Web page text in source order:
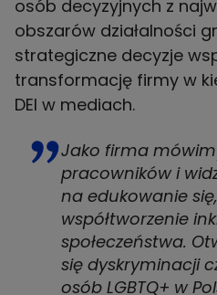
osób decyzyjnych z
obszarów działalności
strategiczne decyzje
transformację firmy w
DEI w mediach.
Jako firma
pracowników i
na edukowanie
współtworzenie
społeczeństwa.
się dyskryminacji
osób LGBTQ+ w